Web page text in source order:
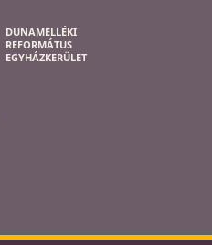
DUNAMELLÉKI
REFORMÁTUS
EGYHÁZKERÜLET